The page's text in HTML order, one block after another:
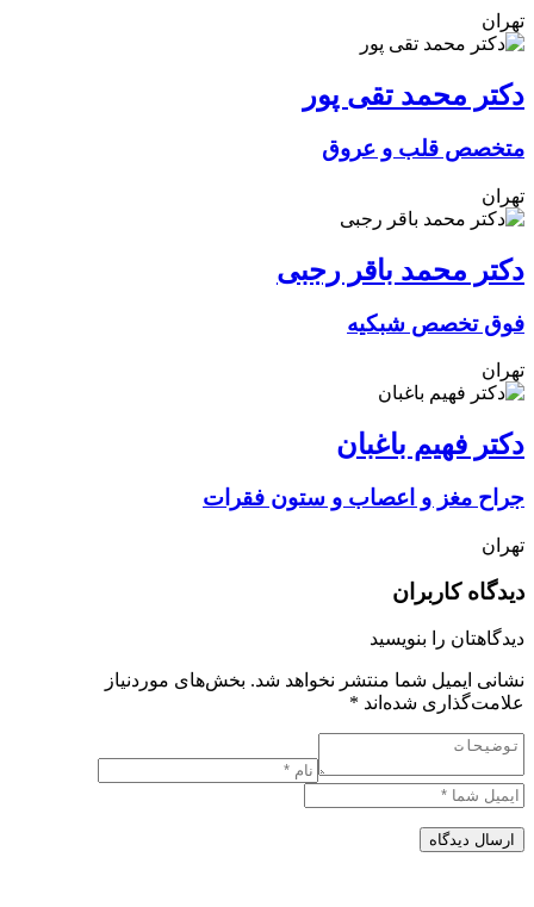
تهران
دکتر محمد تقی پور
متخصص قلب و عروق
تهران
دکتر محمد باقر رجبی
فوق تخصص شبکیه
تهران
دکتر فهیم باغبان
جراح مغز و اعصاب و ستون فقرات
تهران
دیدگاه کاربران
دیدگاهتان را بنویسید
نشانی ایمیل شما منتشر نخواهد شد. بخش‌های موردنیاز
علامت‌گذاری شده‌اند *
ارسال دیدگاه